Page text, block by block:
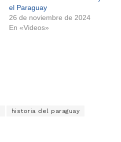
el Paraguay
26 de noviembre de 2024
En «Videos»
historia del paraguay